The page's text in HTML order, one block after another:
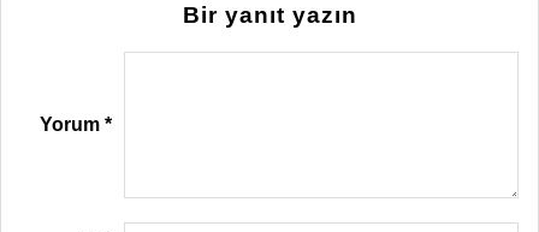
Bir yanıt yazın
Yorum*